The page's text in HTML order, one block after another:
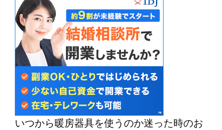
いつから暖房器具を使うのか迷った時のお